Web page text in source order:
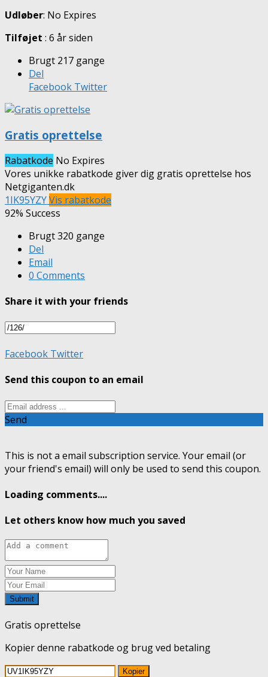
Udløber: No Expires
Tilføjet : 6 år siden
Brugt 217 gange
Del
Facebook Twitter
Gratis oprettelse
Rabatkode No Expires
Vores unikke rabatkode giver dig gratis oprettelse hos
Netgiganten.dk
1IK95YZYVis rabatkode
92% Success
Brugt 320 gange
Del
Email
0 Comments
Share it with your friends
Facebook Twitter
Send this coupon to an email
Send
This is not a email subscription service. Your email (or
your friend's email) will only be used to send this coupon.
Loading comments....
Let others know how much you saved
Submit
Gratis oprettelse
Kopier denne rabatkode og brug ved betaling
Kopier